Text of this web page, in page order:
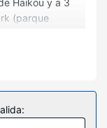
Haikou y a 3
(parque
km de Calle de
de las
minibar y